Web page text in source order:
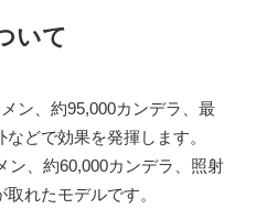
いて
ン、約95,000カンデラ、最
どで効果を発揮します。
ン、約60,000カンデラ、照射
れたモデルです。